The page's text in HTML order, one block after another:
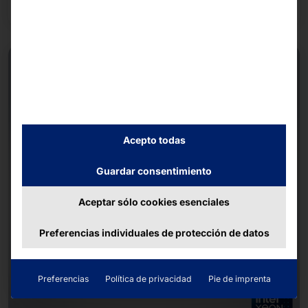
Acepto todas
Guardar consentimiento
Aceptar sólo cookies esenciales
Preferencias individuales de protección de datos
Preferencias Política de privacidad Pie de imprenta